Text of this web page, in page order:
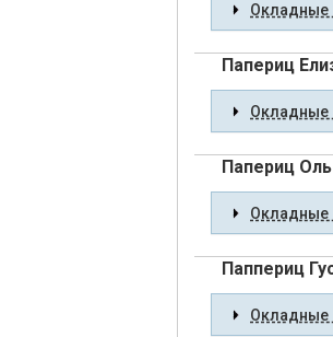
Окладные
Папериц
Окладные
Папериц
Окладные
Паппериц
Окладные